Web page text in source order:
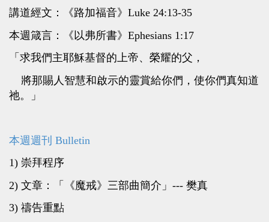
講道經文：《路加福音》Luke 24:13-35
本週箴言：《以弗所書》Ephesians 1:17
「求我們主耶穌基督的上帝、榮耀的父，
將那賜人智慧和啟示的靈賞給你們，使你們真知道
祂。」
本週週刊 Bulletin
1) 崇拜程序
2) 文章：「《魔戒》三部曲簡介」--- 樊真
3) 禱告重點